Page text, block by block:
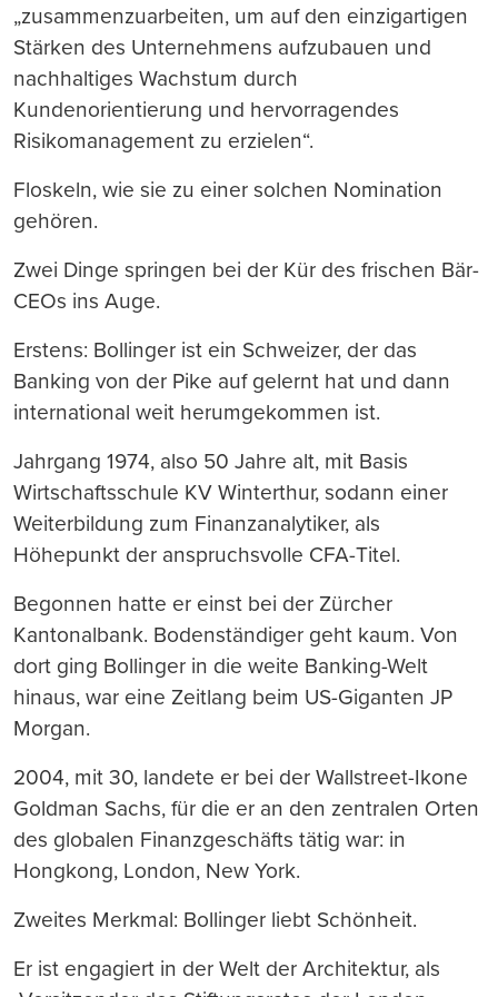
„zusammenzuarbeiten, um auf den einzigartigen
Stärken des Unternehmens aufzubauen und
nachhaltiges Wachstum durch
Kundenorientierung und hervorragendes
Risikomanagement zu erzielen“.
Floskeln, wie sie zu einer solchen Nomination
gehören.
Zwei Dinge springen bei der Kür des frischen Bär-
CEOs ins Auge.
Erstens: Bollinger ist ein Schweizer, der das
Banking von der Pike auf gelernt hat und dann
international weit herumgekommen ist.
Jahrgang 1974, also 50 Jahre alt, mit Basis
Wirtschaftsschule KV Winterthur, sodann einer
Weiterbildung zum Finanzanalytiker, als
Höhepunkt der anspruchsvolle CFA-Titel.
Begonnen hatte er einst bei der Zürcher
Kantonalbank. Bodenständiger geht kaum. Von
dort ging Bollinger in die weite Banking-Welt
hinaus, war eine Zeitlang beim US-Giganten JP
Morgan.
2004, mit 30, landete er bei der Wallstreet-Ikone
Goldman Sachs, für die er an den zentralen Orten
des globalen Finanzgeschäfts tätig war: in
Hongkong, London, New York.
Zweites Merkmal: Bollinger liebt Schönheit.
Er ist engagiert in der Welt der Architektur, als